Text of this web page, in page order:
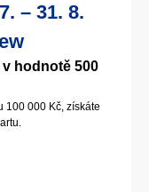
– 31. 8.
hodnotě 500
100 000 Kč, získáte